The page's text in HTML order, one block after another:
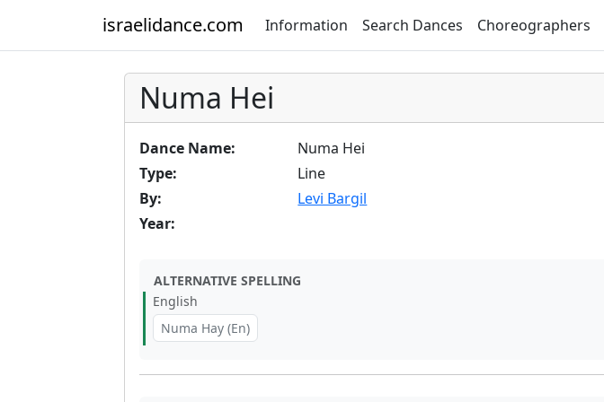
israelidance.com Information Search Dances Choreographers
Numa Hei
Dance Name:
Numa Hei
Type:
Line
By:
Levi Bargil
Year:
ALTERNATIVE SPELLING
English
Numa Hay (En)